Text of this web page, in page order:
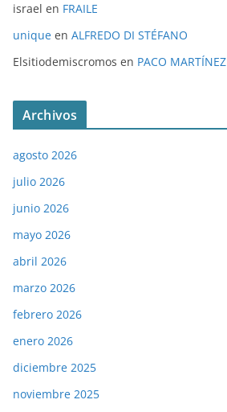
israel en FRAILE
unique en ALFREDO DI STÉFANO
Elsitiodemiscromos en PACO MARTÍNEZ
Archivos
agosto 2026
julio 2026
junio 2026
mayo 2026
abril 2026
marzo 2026
febrero 2026
enero 2026
diciembre 2025
noviembre 2025